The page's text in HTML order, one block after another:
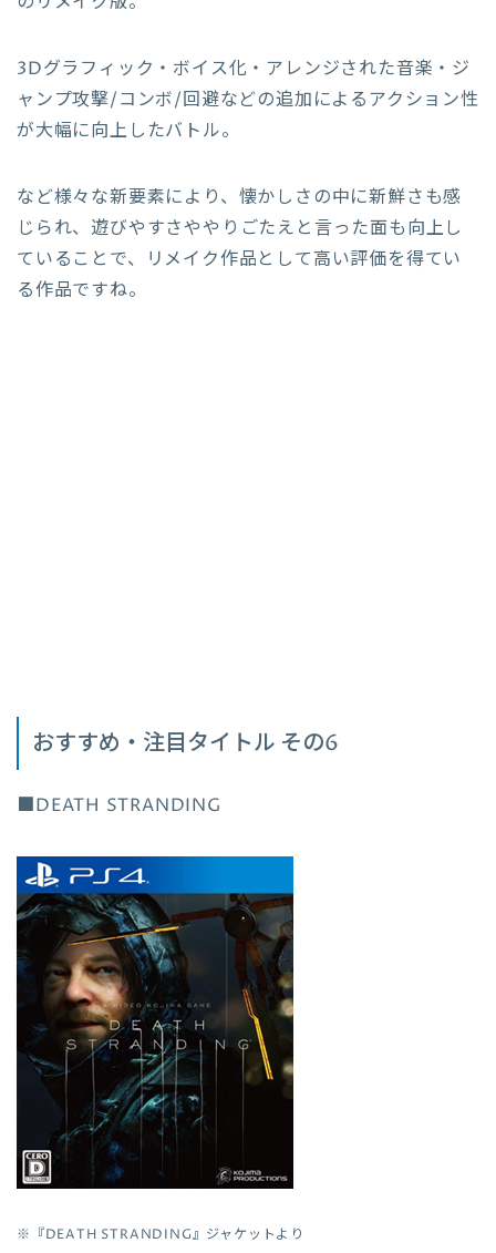
3Dグラフィック・ボイス化・アレンジされた音楽・ジ
ャンプ攻撃/コンボ/回避などの追加によるアクション性
が大幅に向上したバトル。
など様々な新要素により、懐かしさの中に新鮮さも感
じられ、遊びやすさややりごたえと言った面も向上し
ていることで、リメイク作品として高い評価を得てい
る作品ですね。
おすすめ・注目タイトル その6
■DEATH STRANDING
※『DEATH STRANDING』ジャケットより